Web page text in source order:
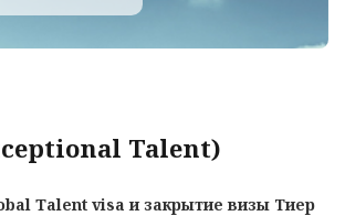
Talent)
Talent visa и закрытие визы Тиер